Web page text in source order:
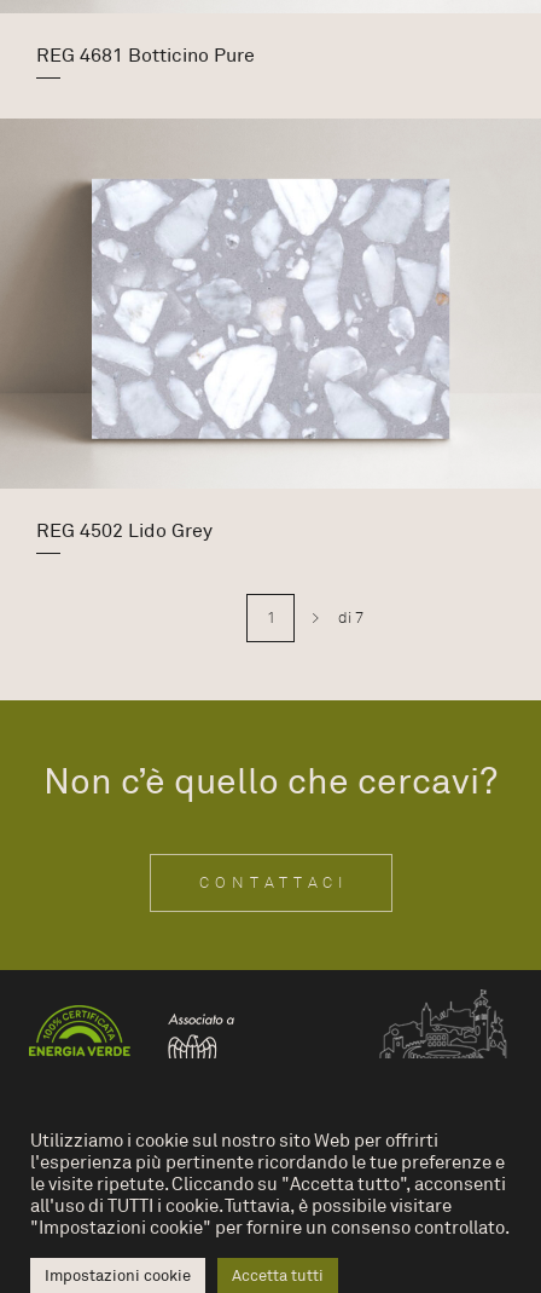
REG 4681 Botticino Pure
REG 4502 Lido Grey
> di 7
Non c’è quello che cercavi?
CONTATTACI
IT EN
Privacy Policy Cookies
Utilizziamo i cookie sul nostro sito Web per offrirti
l'esperienza più pertinente ricordando le tue preferenze e
le visite ripetute. Cliccando su "Accetta tutto", acconsenti
all'uso di TUTTI i cookie. Tuttavia, è possibile visitare
"Impostazioni cookie" per fornire un consenso controllato.
Impostazioni cookie Accetta tutti